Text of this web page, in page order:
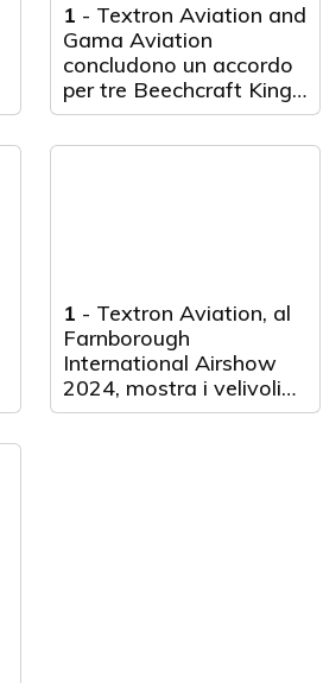
1 - Textron Aviation and
Gama Aviation
concludono un accordo
per tre Beechcraft King
Air 360C per fornire in
Scozia un servizio di
1 - Textron Aviation, al
Farnborough
International Airshow
2024, mostra i velivoli
da addestramento